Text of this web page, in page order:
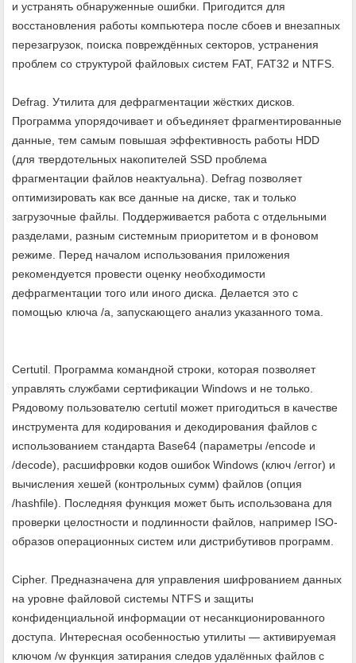
и устранять обнаруженные ошибки. Пригодится для
восстановления работы компьютера после сбоев и внезапных
перезагрузок, поиска повреждённых секторов, устранения
проблем со структурой файловых систем FAT, FAT32 и NTFS.
Defrag. Утилита для дефрагментации жёстких дисков.
Программа упорядочивает и объединяет фрагментированные
данные, тем самым повышая эффективность работы HDD
(для твердотельных накопителей SSD проблема
фрагментации файлов неактуальна). Defrag позволяет
оптимизировать как все данные на диске, так и только
загрузочные файлы. Поддерживается работа с отдельными
разделами, разным системным приоритетом и в фоновом
режиме. Перед началом использования приложения
рекомендуется провести оценку необходимости
дефрагментации того или иного диска. Делается это с
помощью ключа /a, запускающего анализ указанного тома.
Certutil. Программа командной строки, которая позволяет
управлять службами сертификации Windows и не только.
Рядовому пользователю certutil может пригодиться в качестве
инструмента для кодирования и декодирования файлов с
использованием стандарта Base64 (параметры /encode и
/decode), расшифровки кодов ошибок Windows (ключ /error) и
вычисления хешей (контрольных сумм) файлов (опция
/hashfile). Последняя функция может быть использована для
проверки целостности и подлинности файлов, например ISO-
образов операционных систем или дистрибутивов программ.
Cipher. Предназначена для управления шифрованием данных
на уровне файловой системы NTFS и защиты
конфиденциальной информации от несанкционированного
доступа. Интересная особенностью утилиты — активируемая
ключом /w функция затирания следов удалённых файлов с